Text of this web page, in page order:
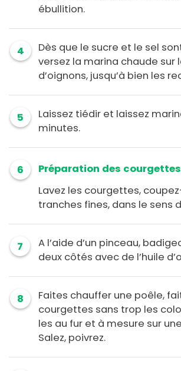
ébullition.
4
Dès que le sucre et le sel
versez la marina chaude sur
d’oignons, jusqu’à bien les
5
Laissez tiédir et laissez
minutes.
6
Préparation des
Lavez les courgettes,
tranches fines, dans le sens
7
A l’aide d’un pinceau,
deux côtés avec de l’huile
8
Faites chauffer une poêle,
courgettes sans trop les
les au fur et à mesure sur
Salez, poivrez.